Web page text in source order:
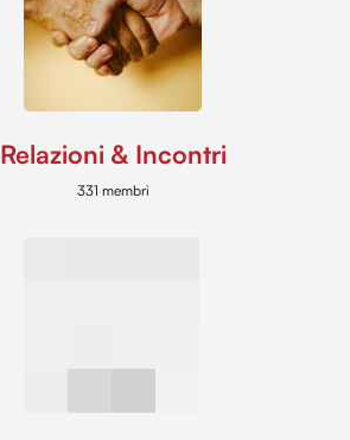
Relazioni & Incontri
331 membri